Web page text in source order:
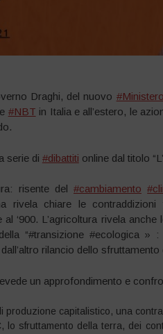
Draghi, del nuovo #Ministero
e #NBT in Italia e all’estero, le
serie di #dibattiti online dal titolo
risente del #cambiamento
rivela chiare le contraddizioni
‘900. L’agricoltura rivela
“#transizione #ecologica »
rilancio dello
un approfondimento e
produzione capitalistico, una
lo sfruttamento della terra, dei